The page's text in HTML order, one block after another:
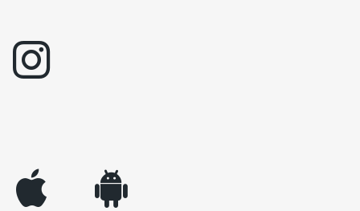
instagram
appleinc android